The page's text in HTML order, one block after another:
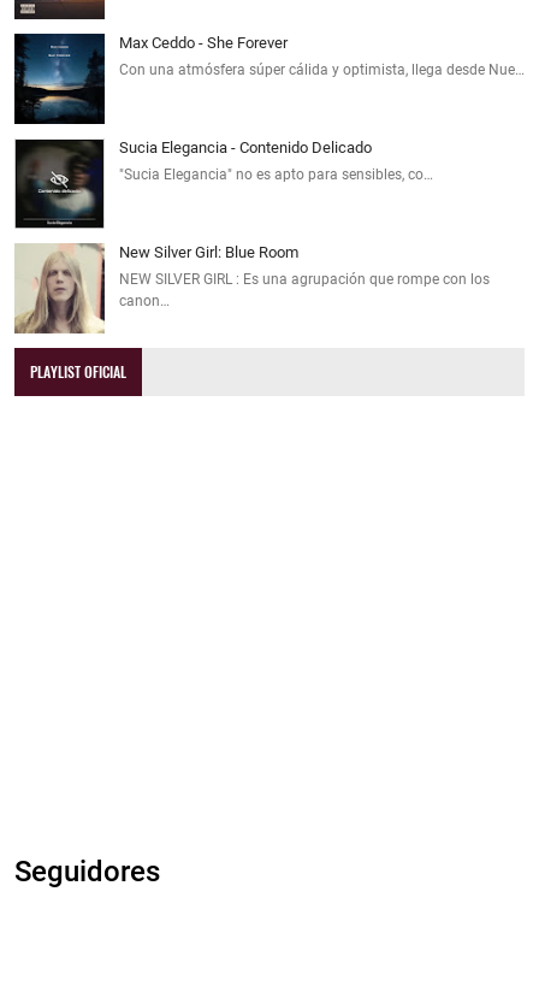
Max Ceddo - She Forever
Con una atmósfera súper cálida y optimista, llega desde Nue…
Sucia Elegancia - Contenido Delicado
"Sucia Elegancia" no es apto para sensibles, co…
New Silver Girl: Blue Room
NEW SILVER GIRL : Es una agrupación que rompe con los
canon…
PLAYLIST OFICIAL
Seguidores